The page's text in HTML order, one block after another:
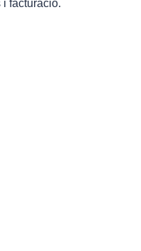
facturació.